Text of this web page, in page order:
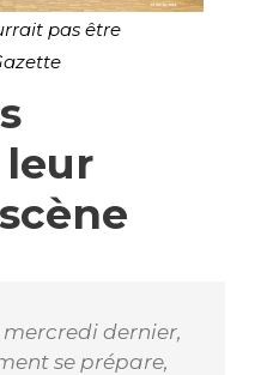
pas être
mercredi dernier,
se prépare,